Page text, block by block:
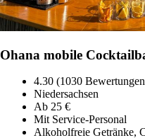
Ohana mobile
4.30 (1030
Niedersachsen
Ab 25 €
Mit Service-Personal
Alkoholfreie Getränke,